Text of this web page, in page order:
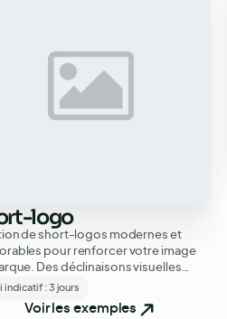
logo
de short-logos modernes et
pour renforcer votre image
Des déclinaisons visuelles
à vos supports digitaux et print.
indicatif :3 jours
Voir les exemples